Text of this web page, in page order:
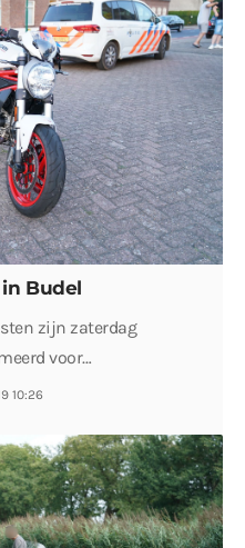
Budel
zijn zaterdag
voor…
10:26